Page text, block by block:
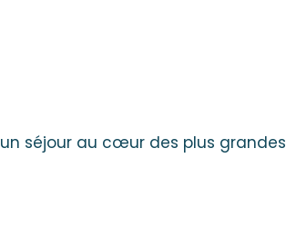
séjour au cœur des plus grandes